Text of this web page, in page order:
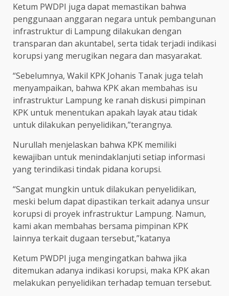
Ketum PWDPI juga dapat memastikan bahwa
penggunaan anggaran negara untuk pembangunan
infrastruktur di Lampung dilakukan dengan
transparan dan akuntabel, serta tidak terjadi indikasi
korupsi yang merugikan negara dan masyarakat.
“Sebelumnya, Wakil KPK Johanis Tanak juga telah
menyampaikan, bahwa KPK akan membahas isu
infrastruktur Lampung ke ranah diskusi pimpinan
KPK untuk menentukan apakah layak atau tidak
untuk dilakukan penyelidikan,”terangnya.
Nurullah menjelaskan bahwa KPK memiliki
kewajiban untuk menindaklanjuti setiap informasi
yang terindikasi tindak pidana korupsi.
“Sangat mungkin untuk dilakukan penyelidikan,
meski belum dapat dipastikan terkait adanya unsur
korupsi di proyek infrastruktur Lampung. Namun,
kami akan membahas bersama pimpinan KPK
lainnya terkait dugaan tersebut,”katanya
Ketum PWDPI juga mengingatkan bahwa jika
ditemukan adanya indikasi korupsi, maka KPK akan
melakukan penyelidikan terhadap temuan tersebut.